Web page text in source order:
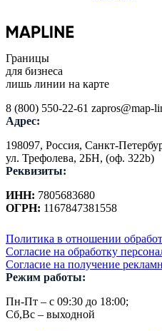
Границы
для бизнеса
лишь линии на карте
8 (800) 550-22-61 zapros@map-
Адрес:
198097, Россия, Санкт-
ул. Трефолева, 2БН, (оф. 322b)
Реквизиты:
ИНН: 7805683680
ОГРН: 1167847381558
Политика в отношении
Согласие на обработку
Согласие на получение
Режим работы:
Пн-Пт – с 09:30 до 18:00;
Сб,Вс – выходной